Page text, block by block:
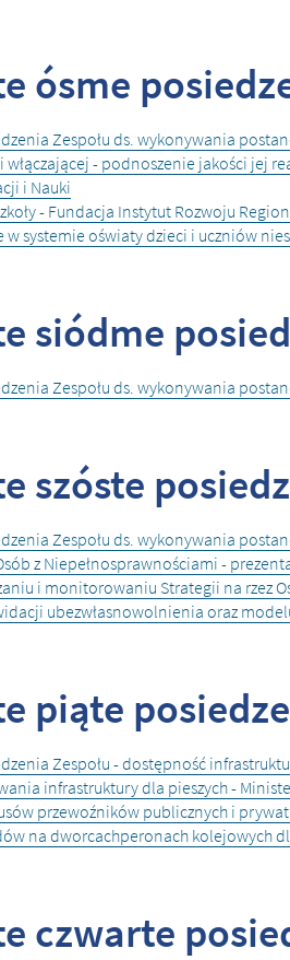
ósme
Zespołu ds. wykonywania
włączającej - podnoszenie jakości jej
i Nauki
- Fundacja Instytut Rozwoju
systemie oświaty dzieci i uczniów
siódme
Zespołu ds. wykonywania
szóste
Zespołu ds. wykonywania
z Niepełnosprawnościami -
i monitorowaniu Strategii na rzez
ubezwłasnowolnienia oraz
piąte
Zespołu - dostępność
infrastruktury dla pieszych -
przewoźników publicznych i
na dworcachperonach kolejowych
czwarte